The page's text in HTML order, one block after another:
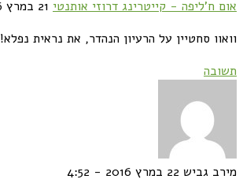
אום ח'ליפה - קייטרינג דרוזי אותנטי 21 במרץ 2016 - 22:04
וואוו סחטיין על הרעיון הנהדר, את נראית נפלא!
תשובה
מירב גביש 22 במרץ 2016 - 4:52